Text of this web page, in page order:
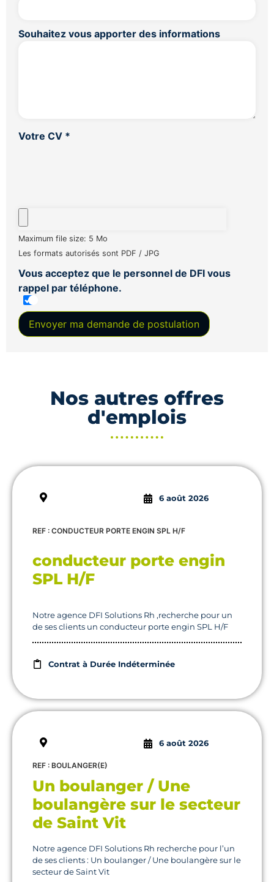
Souhaitez vous apporter des informations
Votre CV *
Maximum file size: 5 Mo
Les formats autorisés sont PDF / JPG
Vous acceptez que le personnel de DFI vous
rappel par téléphone.
Envoyer ma demande de postulation
Nos autres offres
d'emplois
6 août 2026
REF : CONDUCTEUR PORTE ENGIN SPL H/F
conducteur porte engin
SPL H/F
Notre agence DFI Solutions Rh ,recherche pour un
de ses clients un conducteur porte engin SPL H/F
Contrat à Durée Indéterminée
6 août 2026
REF : BOULANGER(E)
Un boulanger / Une
boulangère sur le secteur
de Saint Vit
Notre agence DFI Solutions Rh recherche pour l’un
de ses clients : Un boulanger / Une boulangère sur le
secteur de Saint Vit